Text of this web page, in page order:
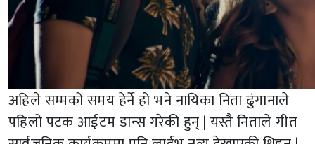
अहिले सम्मको समय हेर्ने हो भने नायिका निता ढुंगानाले
पहिलो पटक आईटम डान्स गरेकी हुन् | यस्तै निताले गीत